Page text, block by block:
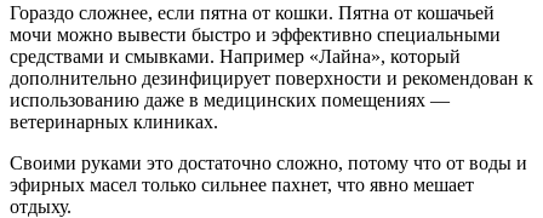
Гораздо сложнее, если пятна от кошки. Пятна от кошачьей
мочи можно вывести быстро и эффективно специальными
средствами и смывками. Например «Лайна», который
дополнительно дезинфицирует поверхности и рекомендован к
использованию даже в медицинских помещениях —
ветеринарных клиниках.
Своими руками это достаточно сложно, потому что от воды и
эфирных масел только сильнее пахнет, что явно мешает
отдыху.